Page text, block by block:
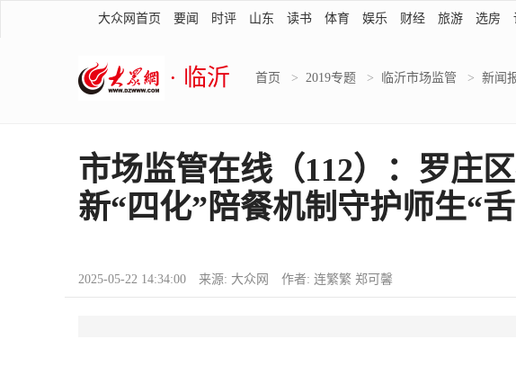
大众网首页 要闻 时评 山东 读书 体育 娱乐 财经 旅游 选房
· 临沂 首页 > 2019专题 > 临沂市场监管 > 新闻
市场监管在线（112）：罗庄
新“四化”陪餐机制守护师生“
2025-05-22 14:34:00 来源: 大众网 作者: 连繁繁 郑可馨